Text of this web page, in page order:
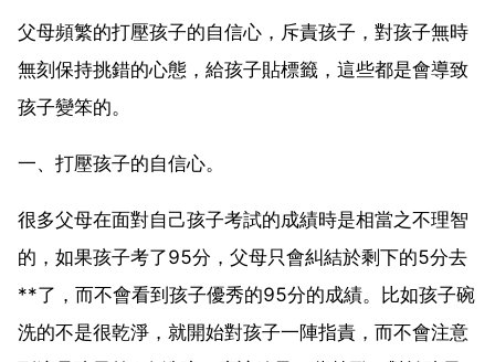
父母頻繁的打壓孩子的自信心，斥責孩子，對孩子無時
無刻保持挑錯的心態，給孩子貼標籤，這些都是會導致
孩子變笨的。
一、打壓孩子的自信心。
很多父母在面對自己孩子考試的成績時是相當之不理智
的，如果孩子考了95分，父母只會糾結於剩下的5分去
**了，而不會看到孩子優秀的95分的成績。比如孩子碗
洗的不是很乾淨，就開始對孩子一陣指責，而不會注意